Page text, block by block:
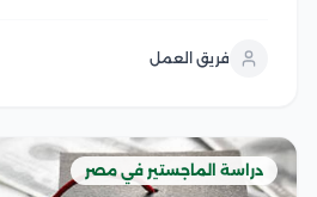
القبول، والوثائق المطلوبة، وآلية
فريق العمل
دراسة الماجستير في مصر